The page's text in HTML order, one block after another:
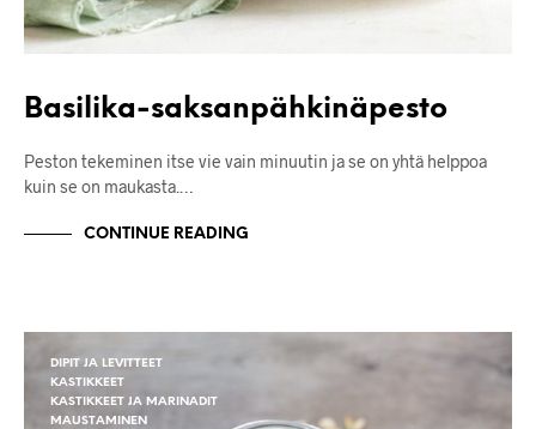
Basilika-saksanpähkinäpesto
Peston tekeminen itse vie vain minuutin ja se on yhtä helppoa
kuin se on maukasta.…
CONTINUE READING
DIPIT JA LEVITTEET
KASTIKKEET
KASTIKKEET JA MARINADIT
MAUSTAMINEN